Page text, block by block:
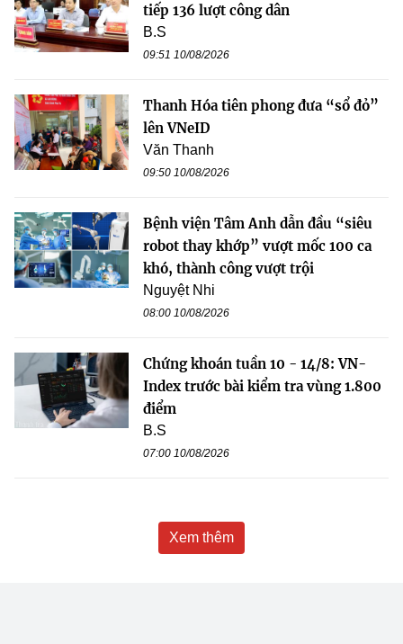
tiếp 136 lượt công dân
B.S
09:51 10/08/2026
Thanh Hóa tiên phong đưa “sổ đỏ”
lên VNeID
Văn Thanh
09:50 10/08/2026
Bệnh viện Tâm Anh dẫn đầu “siêu
robot thay khớp” vượt mốc 100 ca
khó, thành công vượt trội
Nguyệt Nhi
08:00 10/08/2026
Chứng khoán tuần 10 - 14/8: VN-
Index trước bài kiểm tra vùng 1.800
điểm
B.S
07:00 10/08/2026
Xem thêm